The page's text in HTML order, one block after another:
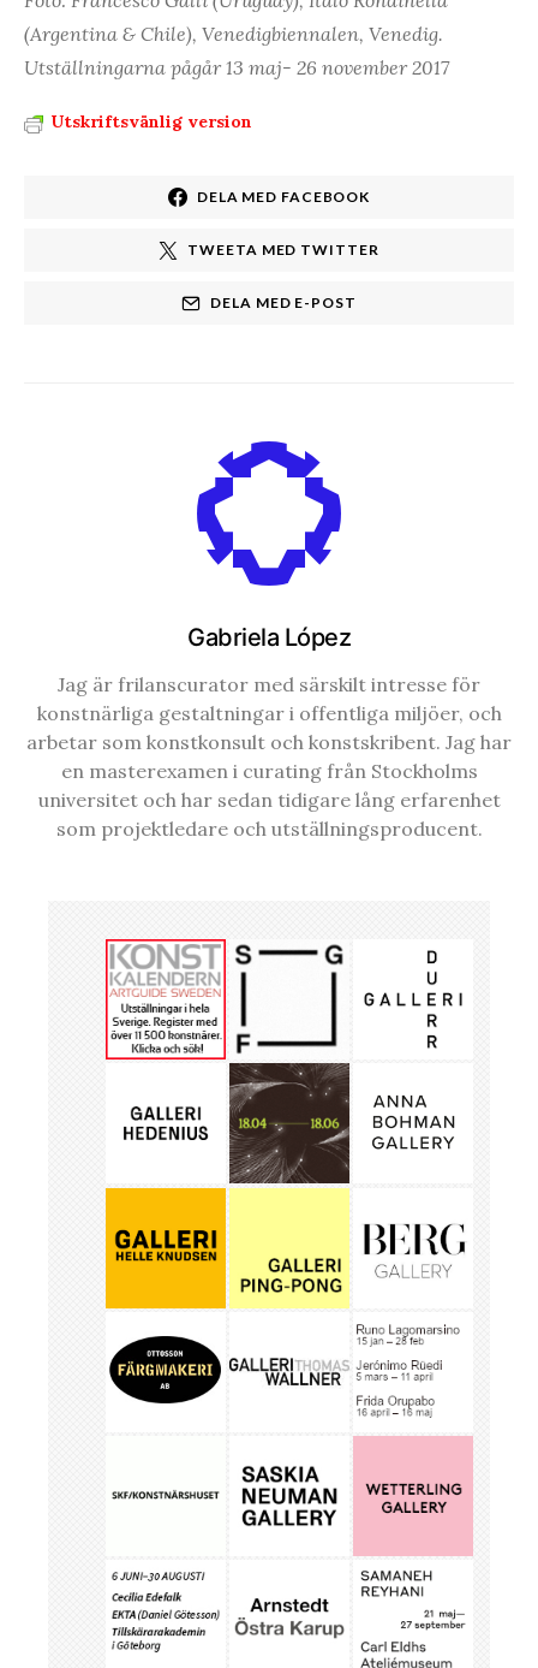
(Argentina & Chile), Venedigbiennalen, Venedig.
Utställningarna pågår 13 maj- 26 november 2017
Utskriftsvänlig version
DELA MED FACEBOOK
TWEETA MED TWITTER
DELA MED E-POST
Gabriela López
Jag är frilanscurator med särskilt intresse för
konstnärliga gestaltningar i offentliga miljöer, och
arbetar som konstkonsult och konstskribent. Jag har
en masterexamen i curating från Stockholms
universitet och har sedan tidigare lång erfarenhet
som projektledare och utställningsproducent.